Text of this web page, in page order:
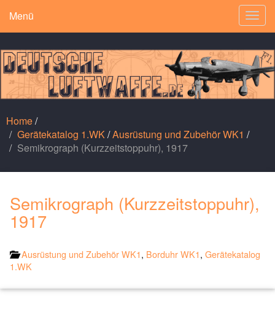
Menü
Home/
Gerätekatalog 1.WK/Ausrüstung und Zubehör WK1 /
Semikrograph (Kurzzeitstoppuhr), 1917
Semikrograph (Kurzzeitstoppuhr),
1917
Ausrüstung und Zubehör WK1, Borduhr WK1, Gerätekatalog
1.WK